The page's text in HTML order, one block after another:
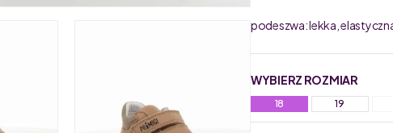
podeszwa: lekka,
WYBIERZ ROZMIAR
18 19